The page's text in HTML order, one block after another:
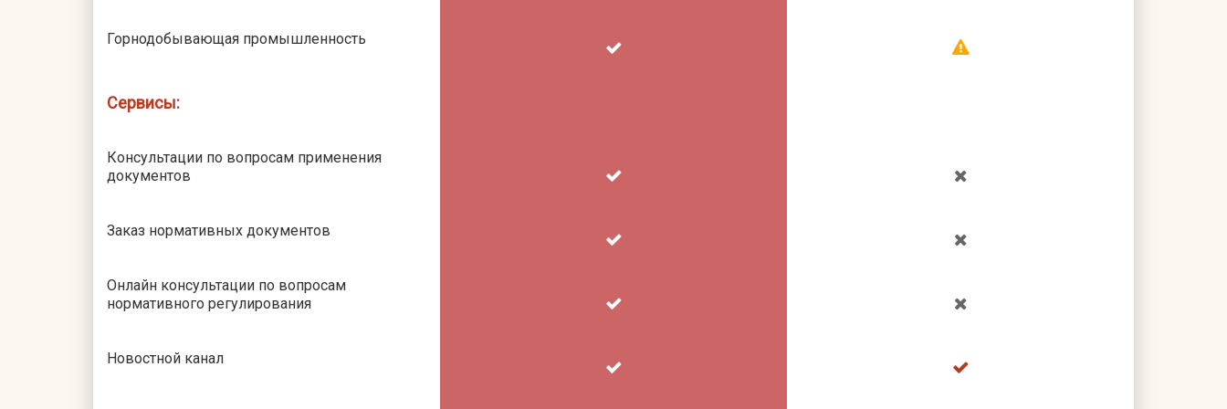
Горнодобывающая промышленность
Сервисы:
Консультации по вопросам применения
документов
Заказ нормативных документов
Онлайн консультации по вопросам
нормативного регулирования
Новостной канал